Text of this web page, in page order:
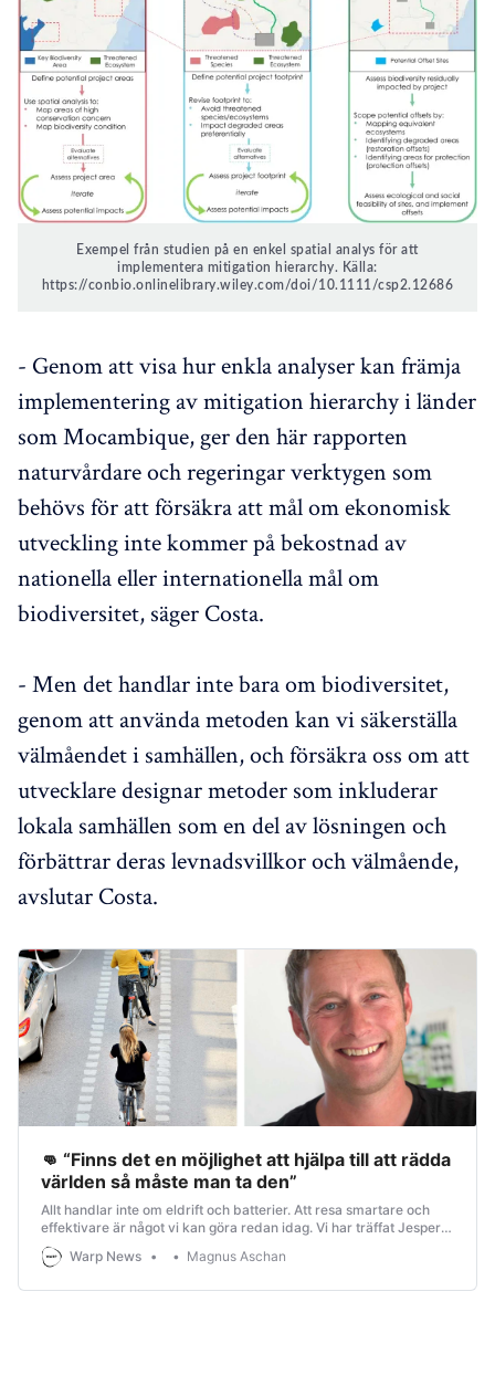
Exempel från studien på en enkel spatial analys för att
implementera mitigation hierarchy. Källa:
https://conbio.onlinelibrary.wiley.com/doi/10.1111/csp2.12686
- Genom att visa hur enkla analyser kan främja
implementering av mitigation hierarchy i länder
som Mocambique, ger den här rapporten
naturvårdare och regeringar verktygen som
behövs för att försäkra att mål om ekonomisk
utveckling inte kommer på bekostnad av
nationella eller internationella mål om
biodiversitet, säger Costa.
- Men det handlar inte bara om biodiversitet,
genom att använda metoden kan vi säkerställa
välmåendet i samhällen, och försäkra oss om att
utvecklare designar metoder som inkluderar
lokala samhällen som en del av lösningen och
förbättrar deras levnadsvillkor och välmående,
avslutar Costa.
👊 “Finns det en möjlighet att hjälpa till att rädda
världen så måste man ta den”
Allt handlar inte om eldrift och batterier. Att resa smartare och
effektivare är något vi kan göra redan idag. Vi har träffat Jesper
Johansson som är expert på Mobility Management.
Warp News Magnus Aschan